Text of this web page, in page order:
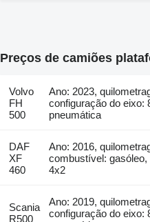
Preços de camiões
Volvo
FH
500
Ano: 2023,
configuração do eixo:
pneumática
DAF
XF
460
Ano: 2016,
combustível:
4x2
Scania
R500
Ano: 2019,
configuração do eixo: